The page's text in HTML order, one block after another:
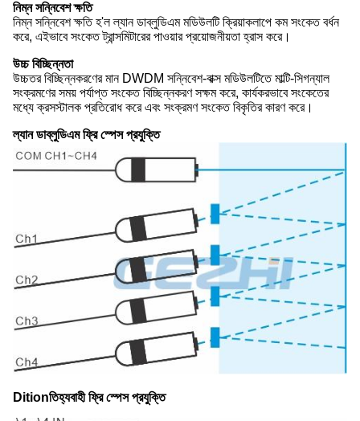
নিম্ন সন্নিবেশ ক্ষতি
নিম্ন সন্নিবেশ ক্ষতি হ'ল ল্যান ডাব্লুডিএম মডিউলটি ক্রিয়াকলাপে কম সংকেত বর্ধন
করে, এইভাবে সংকেত ট্রান্সমিটারের পাওয়ার প্রয়োজনীয়তা হ্রাস করে।
উচ্চ বিচ্ছিন্নতা
উচ্চতর বিচ্ছিন্নকরণের মান DWDM সন্নিবেশ-বাক্স মডিউলটিতে মাল্টি-সিগন্যাল
সংক্রমণের সময় পর্যাপ্ত সংকেত বিচ্ছিন্নকরণ সক্ষম করে, কার্যকরভাবে সংকেতের
মধ্যে ক্রসস্টালক প্রতিরোধ করে এবং সংক্রমণ সংকেত বিকৃতির কারণ করে।
ল্যান ডাব্লুডিএম ফ্রি স্পেস প্রযুক্তি
Ditionতিহ্যবাহী ফ্রি স্পেস প্রযুক্তি